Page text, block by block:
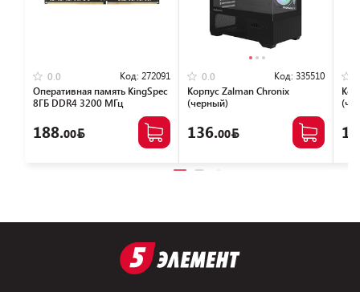
0.0 Код: 272091
Оперативная память KingSpec
8ГБ DDR4 3200 МГц
188.00
0.0 Код: 335510
Корпус Zalman Chronix
(черный)
136.00